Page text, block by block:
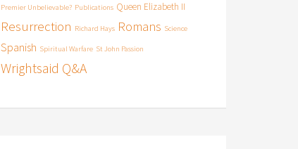
Premier Unbelievable? Publications Queen Elizabeth II
Resurrection Richard Hays Romans Science
Spanish Spiritual Warfare St John Passion
Wrightsaid Q&A